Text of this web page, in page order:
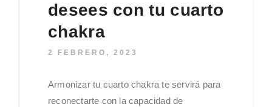
desees con tu cuarto
chakra
2 FEBRERO, 2023
Armonizar tu cuarto chakra te servirá para
reconectarte con la capacidad de